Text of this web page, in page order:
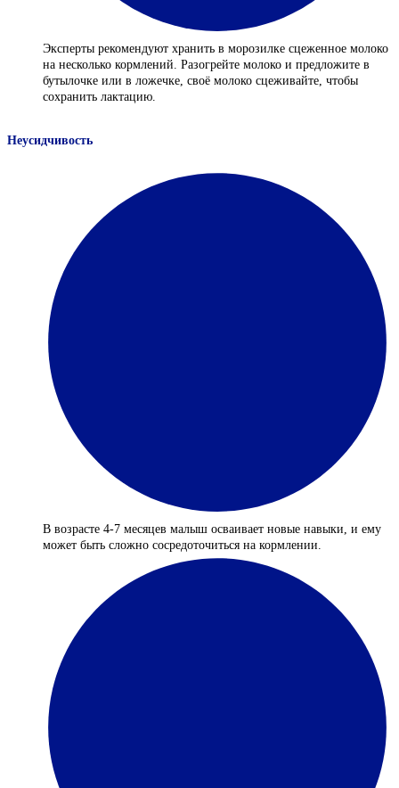
Эксперты рекомендуют хранить в морозилке сцеженное молоко
на несколько кормлений. Разогрейте молоко и предложите в
бутылочке или в ложечке, своё молоко сцеживайте, чтобы
сохранить лактацию.
Неусидчивость
В возрасте 4-7 месяцев малыш осваивает новые навыки, и ему
может быть сложно сосредоточиться на кормлении.